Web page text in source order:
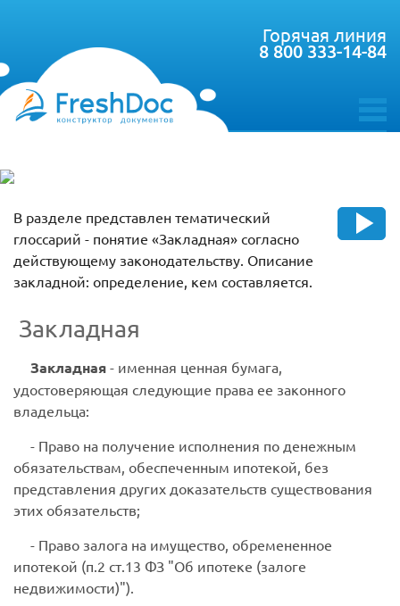
toggle
Горячая линия
8 800 333-14-84
В разделе представлен тематический
глоссарий - понятие «Закладная» согласно
действующему законодательству. Описание
закладной: определение, кем составляется.
Закладная
Закладная- именная ценная бумага,
удостоверяющая следующие права ее законного
владельца:
- Право на получение исполнения по денежным
обязательствам, обеспеченным ипотекой, без
представления других доказательств существования
этих обязательств;
- Право залога на имущество, обремененное
ипотекой (п.2 ст.13 ФЗ "Об ипотеке (залоге
недвижимости)").